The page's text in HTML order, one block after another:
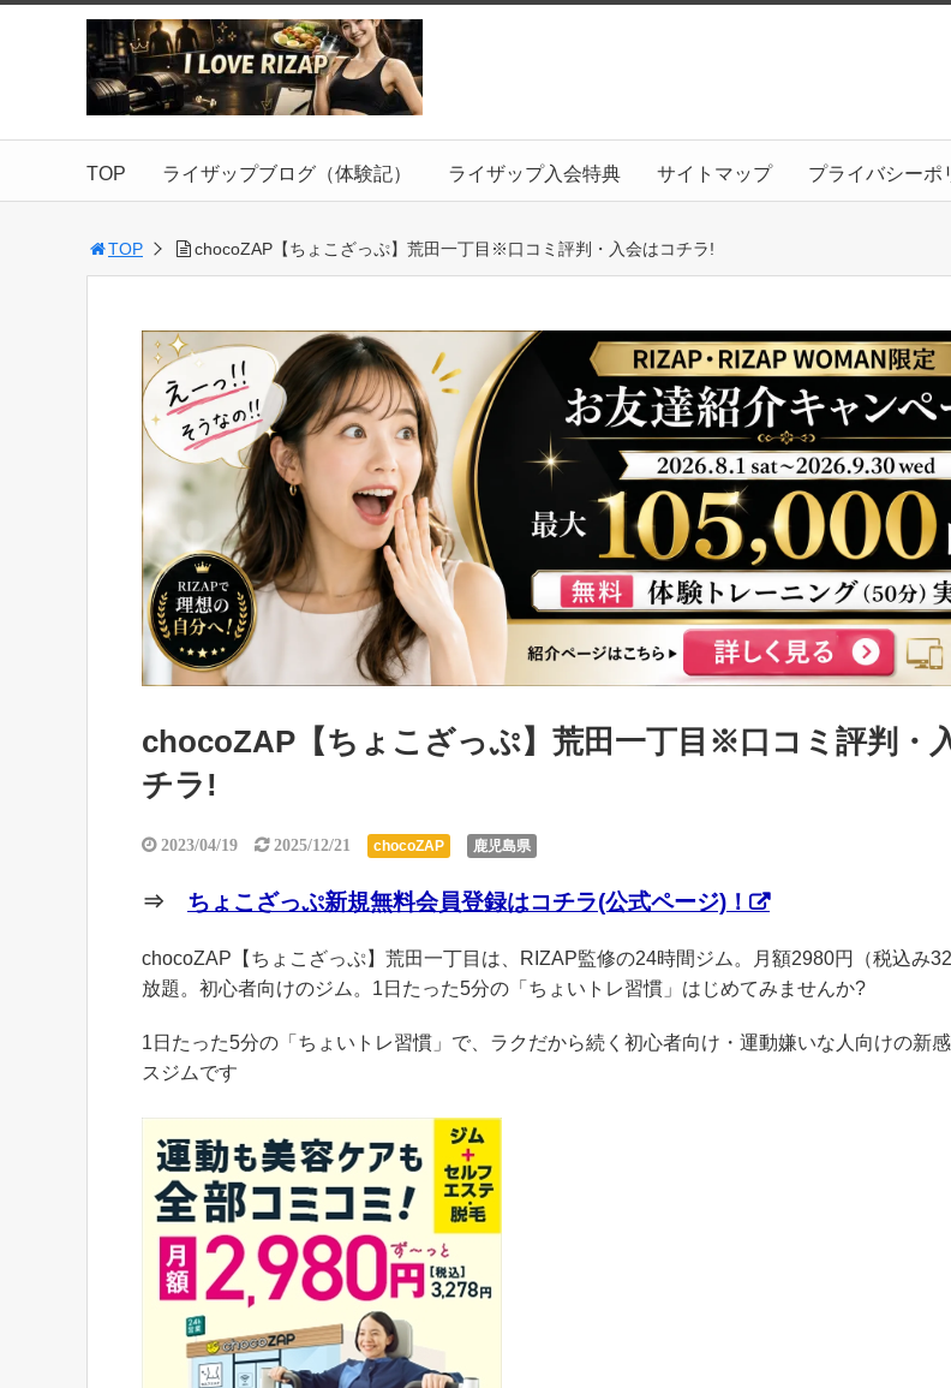
TOP ライザップブログ（体験記） ライザップ入会特典 サイトマップ プライバシーポ
TOP chocoZAP【ちょこざっぷ】荒田一丁目※口コミ評判・入会はコチラ!
chocoZAP【ちょこざっぷ】荒田一丁目※口コミ評判・
チラ!
2023/04/19 2025/12/21 chocoZAP 鹿児島県
⇒ ちょこざっぷ新規無料会員登録はコチラ(公式ページ)！
chocoZAP【ちょこざっぷ】荒田一丁目は、RIZAP監修の24時間ジム。月額2980円（税込み
放題。初心者向けのジム。1日たった5分の「ちょいトレ習慣」はじめてみませんか?
1日たった5分の「ちょいトレ習慣」で、ラクだから続く初心者向け・運動嫌いな人向けの新
スジムです